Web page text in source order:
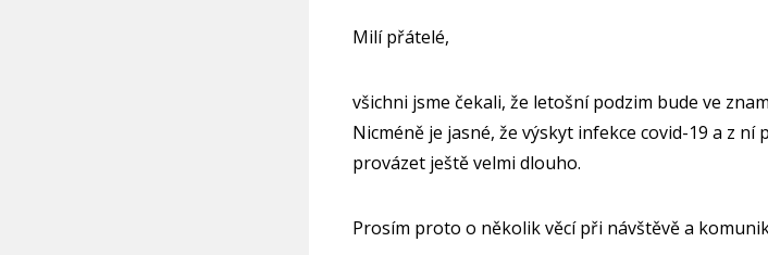
Milí přátelé,
všichni jsme čekali, že letošní podzim bude ve
Nicméně je jasné, že výskyt infekce covid-19 a z
provázet ještě velmi dlouho.
Prosím proto o několik věcí při návštěvě a